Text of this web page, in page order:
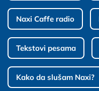
Naxi Caffe radio
Tekstovi pesama
Kako da slušam Naxi?